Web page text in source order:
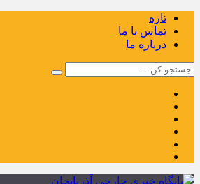
تازه
تماس با ما
درباره ما